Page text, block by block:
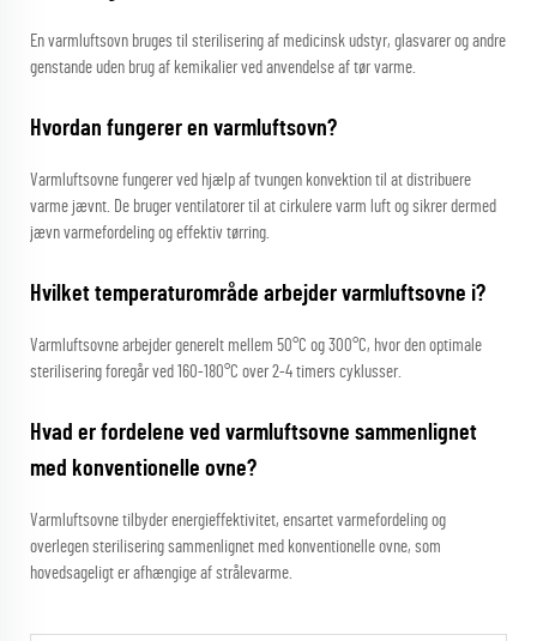
En varmluftsovn bruges til sterilisering af medicinsk udstyr, glasvarer og andre
genstande uden brug af kemikalier ved anvendelse af tør varme.
Hvordan fungerer en varmluftsovn?
Varmluftsovne fungerer ved hjælp af tvungen konvektion til at distribuere
varme jævnt. De bruger ventilatorer til at cirkulere varm luft og sikrer dermed
jævn varmefordeling og effektiv tørring.
Hvilket temperaturområde arbejder varmluftsovne i?
Varmluftsovne arbejder generelt mellem 50°C og 300°C, hvor den optimale
sterilisering foregår ved 160-180°C over 2-4 timers cyklusser.
Hvad er fordelene ved varmluftsovne sammenlignet
med konventionelle ovne?
Varmluftsovne tilbyder energieffektivitet, ensartet varmefordeling og
overlegen sterilisering sammenlignet med konventionelle ovne, som
hovedsageligt er afhængige af strålevarme.